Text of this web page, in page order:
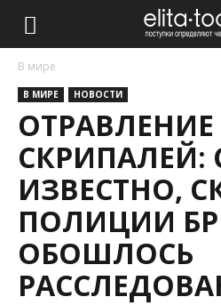
В мире
В МИРЕ НОВОСТИ
ОТРАВЛЕНИЕ
СКРИПАЛЕЙ:
ИЗВЕСТНО,
ПОЛИЦИИ
ОБОШЛОСЬ